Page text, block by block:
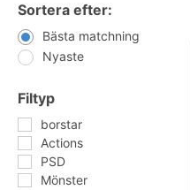
Sortera efter:
Bästa matchning
Nyaste
Filtyp
borstar
Actions
PSD
Mönster